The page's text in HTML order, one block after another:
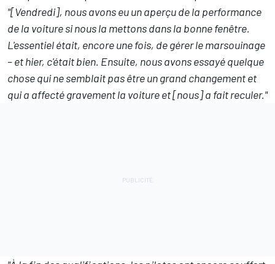
"[Vendredi], nous avons eu un aperçu de la performance
de la voiture si nous la mettons dans la bonne fenêtre.
L'essentiel était, encore une fois, de gérer le marsouinage
– et hier, c'était bien. Ensuite, nous avons essayé quelque
chose qui ne semblait pas être un grand changement et
qui a affecté gravement la voiture et [nous] a fait reculer."